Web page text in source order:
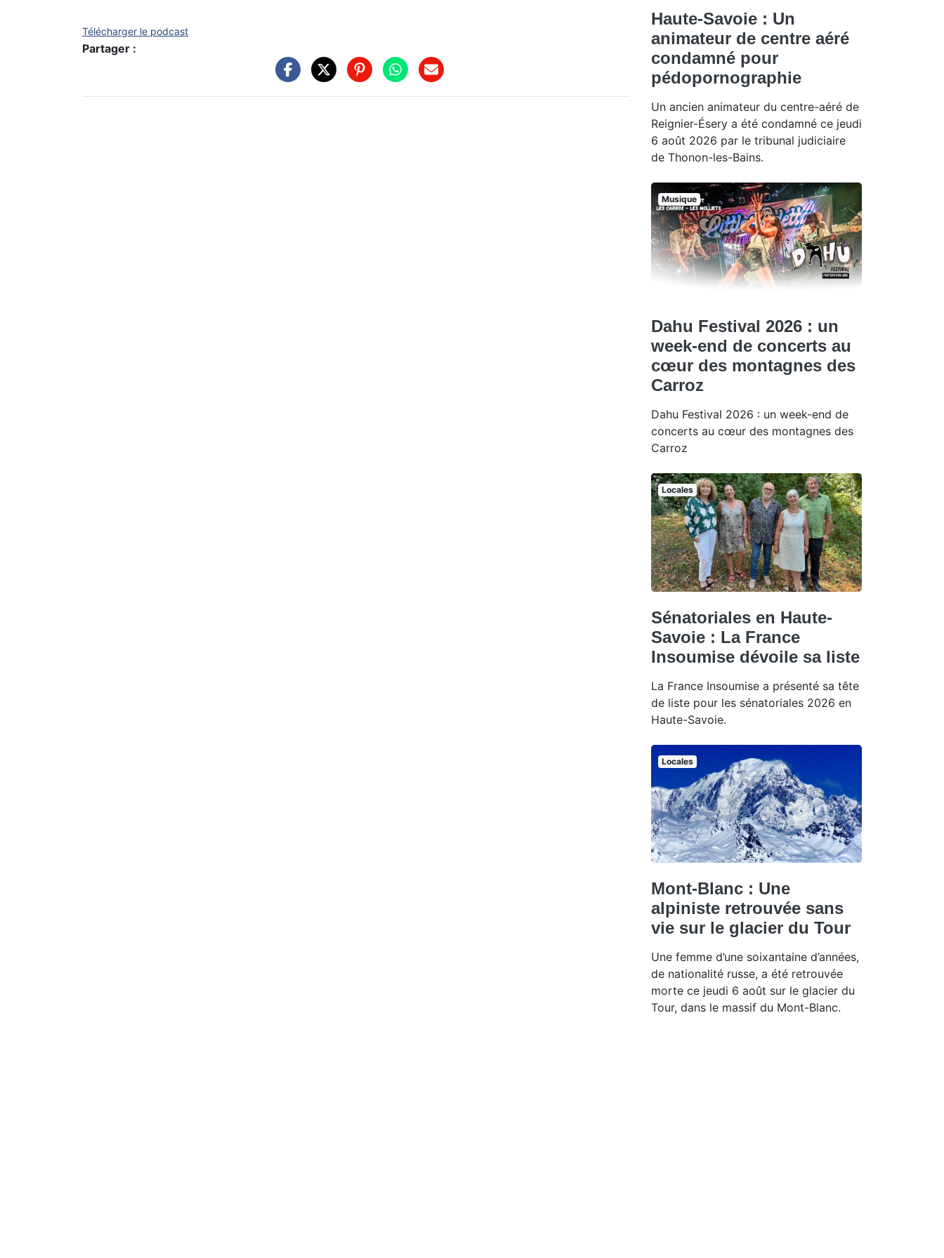
Télécharger le podcast
Partager :
Haute-Savoie : Un
animateur de centre aéré
condamné pour
pédopornographie
Un ancien animateur du centre-aéré de
Reignier-Ésery a été condamné ce jeudi
6 août 2026 par le tribunal judiciaire
de Thonon-les-Bains.
Musique
Dahu Festival 2026 : un
week-end de concerts au
cœur des montagnes des
Carroz
Dahu Festival 2026 : un week-end de
concerts au cœur des montagnes des
Carroz
Locales
Sénatoriales en Haute-
Savoie : La France
Insoumise dévoile sa liste
La France Insoumise a présenté sa tête
de liste pour les sénatoriales 2026 en
Haute-Savoie.
Locales
Mont-Blanc : Une
alpiniste retrouvée sans
vie sur le glacier du Tour
Une femme d’une soixantaine d’années,
de nationalité russe, a été retrouvée
morte ce jeudi 6 août sur le glacier du
Tour, dans le massif du Mont-Blanc.